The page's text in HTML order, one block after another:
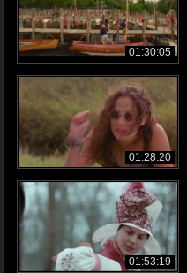
01:30:05
01:28:20
01:53:19